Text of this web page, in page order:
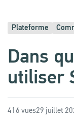
Plateforme
Dans
utiliser
416 vues29 juillet